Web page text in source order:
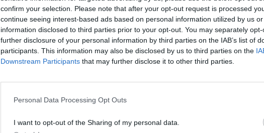
confirm your selection. Please note that after your opt-out request is processed
continue seeing interest-based ads based on personal information utilized by us
information disclosed to third parties prior to your opt-out. You may separately
further disclosure of your personal information by third parties on the IAB’s list of
participants. This information may also be disclosed by us to third parties on the
Downstream Participants that may further disclose it to other third parties.
Personal Data Processing Opt Outs
I want to opt-out of the Sharing of my personal data.
Για δύο βράδια, η Δημοτική Αγορά Κυψέλης μεταμορφώνεται σε
με ελεύθερη είσοδο για όλους.
The Journey of Energy: Τεχνολογία, θέαμα και
από τη ΔΕΗ στη ΔΕΘ